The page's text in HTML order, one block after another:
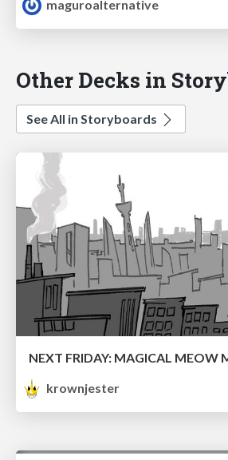
maguroalternative
Other Decks in
See All in Storyboards
krownjester